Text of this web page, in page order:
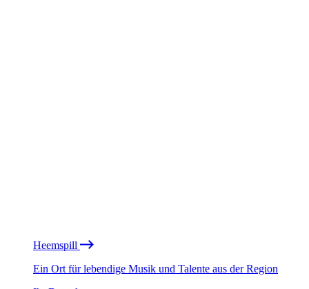
Heemspill
Ein Ort für lebendige Musik und Talente aus der Region